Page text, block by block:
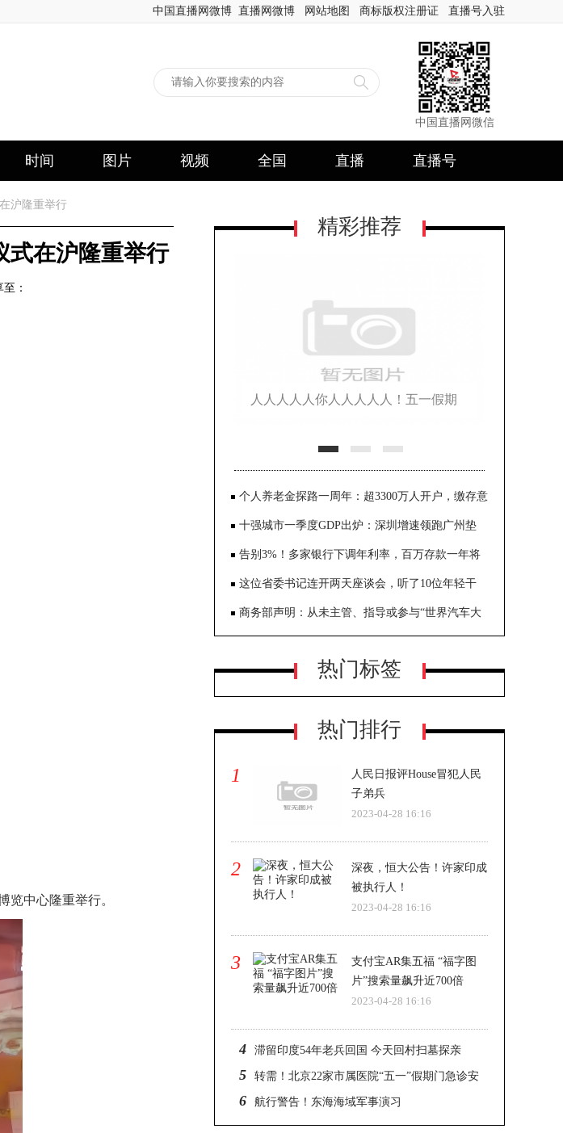
中国直播网微博 直播网微博 网站地图 商标版权注册证 直播号入驻
中国直播网微信
时间 图片 视频 全国 直播 直播号
沪隆重举行
式在沪隆重举行
：
览中心隆重举行。
精彩推荐
人人人人人你人人人人人！五一假期
个人养老金探路一周年：超3300万人开户，缴存意
愿待激活
十强城市一季度GDP出炉：深圳增速领跑广州垫
底，成都超苏州
告别3%！多家银行下调年利率，百万存款一年将
少3000元利息
这位省委书记连开两天座谈会，听了10位年轻干
部、10位女干部代表的意见
商务部声明：从未主管、指导或参与“世界汽车大
热门标签
热门排行
1
人民日报评House冒犯人民
子弟兵
2023-04-28 16:16
2
深夜，恒大公告！许家印成
被执行人！
2023-04-28 16:16
3
支付宝AR集五福 “福字图
片”搜索量飙升近700倍
2023-04-28 16:16
4 滞留印度54年老兵回国 今天回村扫墓探亲
5 转需！北京22家市属医院“五一”假期门急诊安
排公布
6 航行警告！东海海域军事演习